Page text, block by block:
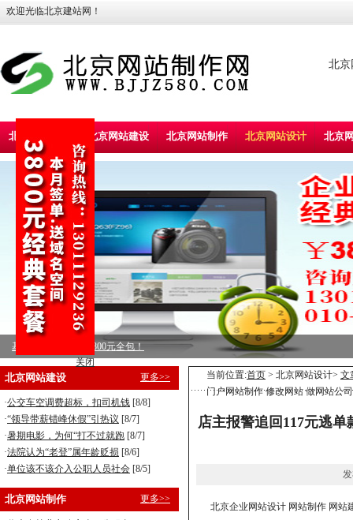
欢迎光临北京建站网！
北京
北京建站首页 北京网站建设 北京网站制作 北京网站设计 北京
标准型企业建站，5800元全包！
营销型企业建站，8800元全包！
北京网站建设 更多>>
·公交车空调费超标，扣司机钱 [8/8]
·“领导带薪错峰休假”引热议 [8/7]
·暑期电影，为何“打不过就跑 [8/7]
·法院认为“老登”属年龄贬损 [8/6]
·单位该不该介入公职人员社会 [8/5]
北京网站制作 更多>>
当前位置:首页 > 北京网站设计> 文
门户网站制作 修改网站 做网站公司
店主报警追回117元逃
北京企业网站设计 网站制作 网站
关闭